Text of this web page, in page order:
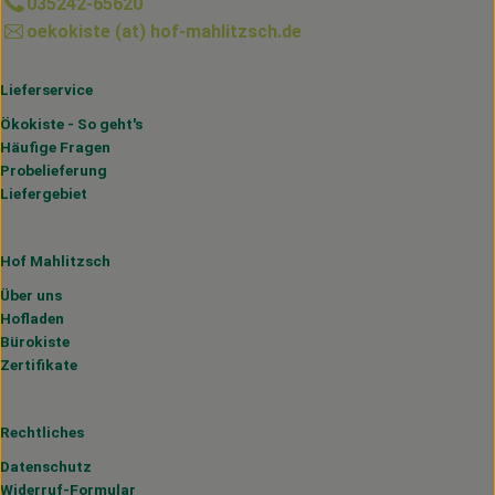
oekokiste (at) hof-mahlitzsch.de
Lieferservice
Ökokiste - So geht's
Häufige Fragen
Probelieferung
Liefergebiet
Hof Mahlitzsch
Über uns
Hofladen
Bürokiste
Zertifikate
Rechtliches
Datenschutz
Widerruf-Formular